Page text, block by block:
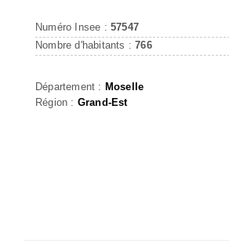
Numéro Insee : 57547
Nombre d'habitants :766
Département : Moselle
Région : Grand-Est